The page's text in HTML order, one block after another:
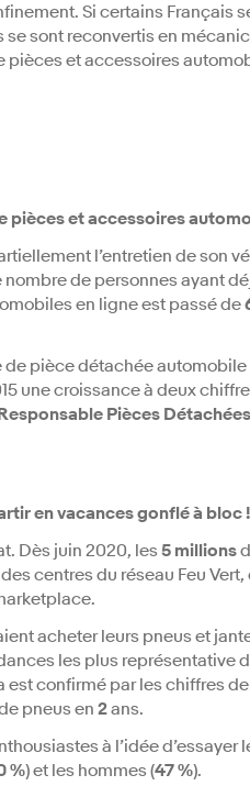
Si certains Français
sont reconvertis en
pièces et accessoires
pièces et accessoires
l’entretien de son
nombre de personnes ayant
en ligne est passé de
de pièce détachée
une croissance à deux
Pièces
en vacances gonflé à bloc !
Dès juin 2020, les5 millions
centres du réseau Feu
acheter leurs pneus et
les plus représentative
confirmé par les chiffres
pneus en 2ans.
à l’idée d’essayer
%) et les hommes (47 %).